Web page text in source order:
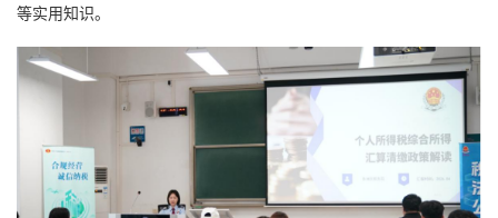
等实用知识。